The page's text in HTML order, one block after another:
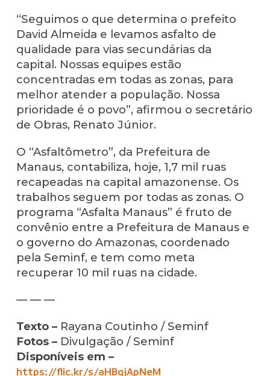
“Seguimos o que determina o prefeito
David Almeida e levamos asfalto de
qualidade para vias secundárias da
capital. Nossas equipes estão
concentradas em todas as zonas, para
melhor atender a população. Nossa
prioridade é o povo”, afirmou o secretário
de Obras, Renato Júnior.
O “Asfaltômetro”, da Prefeitura de
Manaus, contabiliza, hoje, 1,7 mil ruas
recapeadas na capital amazonense. Os
trabalhos seguem por todas as zonas. O
programa “Asfalta Manaus” é fruto de
convênio entre a Prefeitura de Manaus e
o governo do Amazonas, coordenado
pela Seminf, e tem como meta
recuperar 10 mil ruas na cidade.
— — —
Texto –Rayana Coutinho / Seminf
Fotos –Divulgação / Seminf
Disponíveis em –
https://flic.kr/s/aHBqjApNeM